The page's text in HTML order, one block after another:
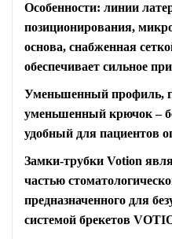
Особенности: линии
позиционирования,
основа, снабженная
обеспечивает сильное
Уменьшенный профиль,
уменьшенный крючок–
удобный для пациентов
Замки-трубки Votion
частью
предназначенного для
системой брекетов